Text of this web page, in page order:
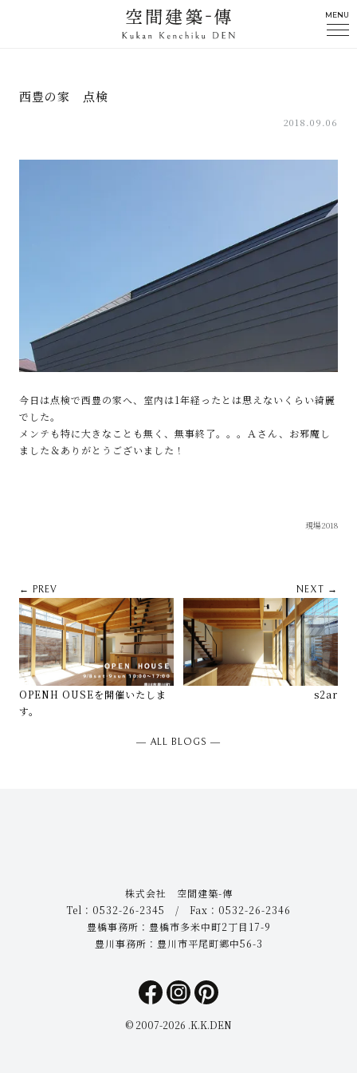
MENU
西豊の家 点検
2018.09.06
今日は点検で西豊の家へ、室内は1年経ったとは思えないくらい綺麗
でした。
メンテも特に大きなことも無く、無事終了。。。Ａさん、お邪魔し
ました＆ありがとうございました！
現場2018
← PREV
OPENH OUSEを開催いたしま
す。
NEXT →
s2ar
― ALL BLOGS ―
株式会社 空間建築-傳
Tel：0532-26-2345 / Fax：0532-26-2346
豊橋事務所：豊橋市多米中町2丁目17-9
豊川事務所：豊川市平尾町郷中56-3
© 2007-2026 .K.K.DEN